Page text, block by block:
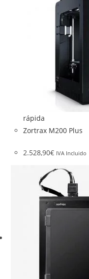
rápida
Zortrax M200 Plus
2.528,90€ IVA Incluido